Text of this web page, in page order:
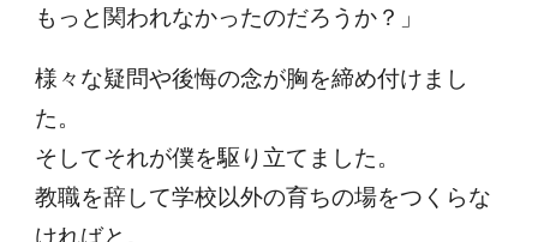
もっと関われなかったのだろうか？」
様々な疑問や後悔の念が胸を締め付けまし
た。
そしてそれが僕を駆り立てました。
教職を辞して学校以外の育ちの場をつくらな
ければと。